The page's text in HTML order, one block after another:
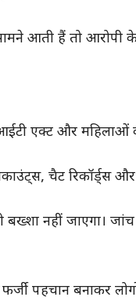
आती हैं तो
एक्ट और महिलाओं
चैट रिकॉर्ड्स
नहीं जाएगा।
पहचान बनाकर